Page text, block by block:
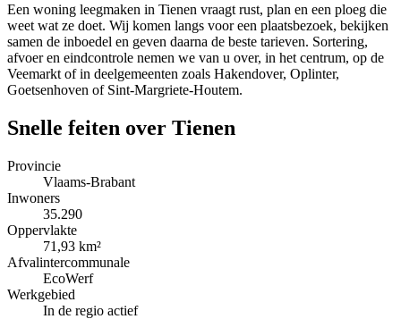
Een woning leegmaken in Tienen vraagt rust, plan en een ploeg die
weet wat ze doet. Wij komen langs voor een plaatsbezoek, bekijken
samen de inboedel en geven daarna de beste tarieven. Sortering,
afvoer en eindcontrole nemen we van u over, in het centrum, op de
Veemarkt of in deelgemeenten zoals Hakendover, Oplinter,
Goetsenhoven of Sint-Margriete-Houtem.
Snelle feiten over Tienen
Provincie
Vlaams-Brabant
Inwoners
35.290
Oppervlakte
71,93 km²
Afvalintercommunale
EcoWerf
Werkgebied
In de regio actief